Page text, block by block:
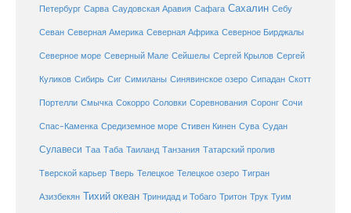
Петербург Сарва Саудовская Аравия Сафага Сахалин Себу
Севан Северная Америка Северная Африка Северное Бирджалы
Северное море Северный Мале Сейшелы Сергей Крылов Сергей
Куликов Сибирь Сиг Симиланы Синявинское озеро Сипадан Скотт
Портелли Смычка Сокорро Соловки Соревнования Соронг Сочи
Спас-Каменка Средиземное море Стивен Кинен Сува Судан
Сулавеси Таа Таба Таиланд Танзания Татарский пролив
Тверской карьер Тверь Телецкое Телецкое озеро Тигран
Азизбекян Тихий океан Тринидад и Тобаго Тритон Трук Туим